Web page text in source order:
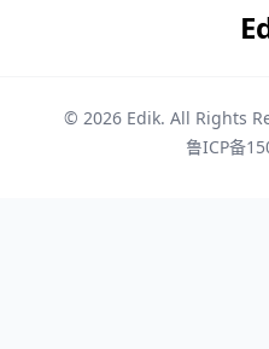
© 2026 Edik. All Rights
鲁ICP备